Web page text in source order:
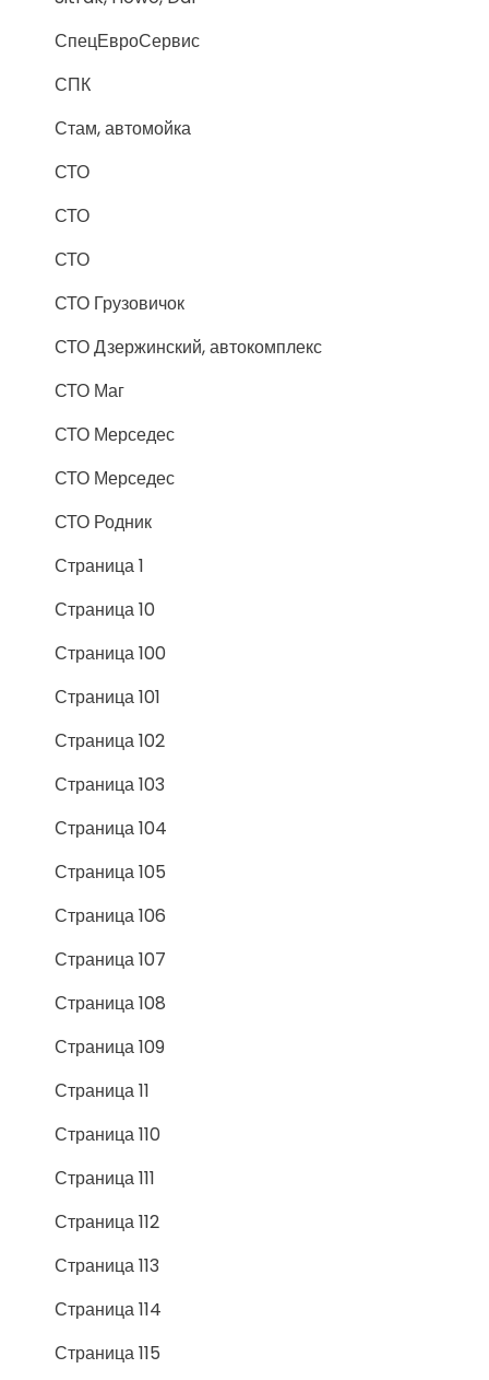
СпецЕвроСервис
СПК
Стам, автомойка
СТО
СТО
СТО
СТО Грузовичок
СТО Дзержинский, автокомплекс
СТО Маг
СТО Мерседес
СТО Мерседес
СТО Родник
Страница 1
Страница 10
Страница 100
Страница 101
Страница 102
Страница 103
Страница 104
Страница 105
Страница 106
Страница 107
Страница 108
Страница 109
Страница 11
Страница 110
Страница 111
Страница 112
Страница 113
Страница 114
Страница 115